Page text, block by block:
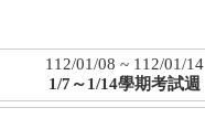
112/01/08 ~ 112/01/14
1/7～1/14學期考試週